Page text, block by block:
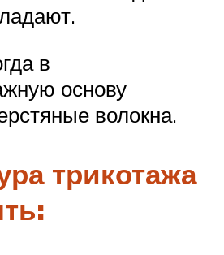
в
основу
волокна.
трикотажа